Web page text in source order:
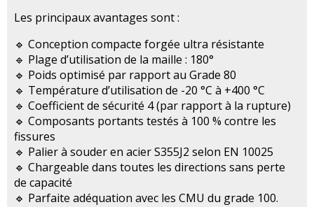
Les principaux avantages sont :
🔹 Conception compacte forgée ultra résistante
🔹 Plage d’utilisation de la maille : 180°
🔹 Poids optimisé par rapport au Grade 80
🔹 Température d’utilisation de -20 °C à +400 °C
🔹 Coefficient de sécurité 4 (par rapport à la rupture)
🔹 Composants portants testés à 100 % contre les
fissures
🔹 Palier à souder en acier S355J2 selon EN 10025
🔹 Chargeable dans toutes les directions sans perte
de capacité
🔹 Parfaite adéquation avec les CMU du grade 100.